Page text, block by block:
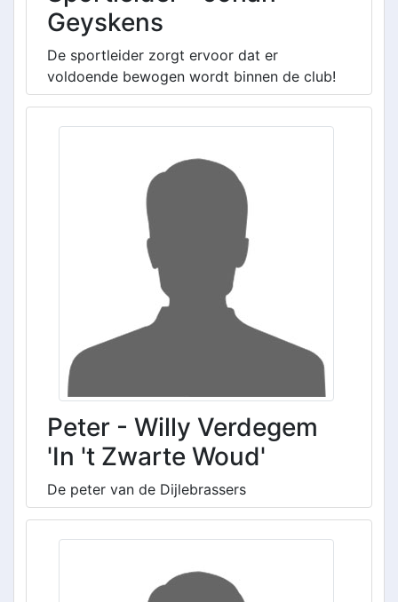
Geyskens
De sportleider zorgt ervoor dat er
voldoende bewogen wordt binnen de club!
Peter - Willy Verdegem
'In 't Zwarte Woud'
De peter van de Dijlebrassers